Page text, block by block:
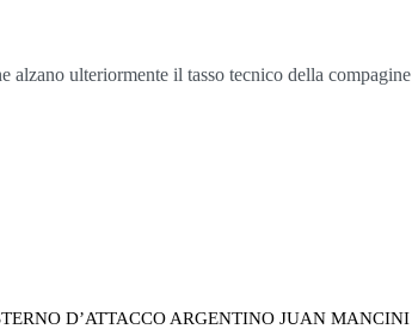
alzano ulteriormente il tasso tecnico della compagine
D’ATTACCO ARGENTINO JUAN MANCINI